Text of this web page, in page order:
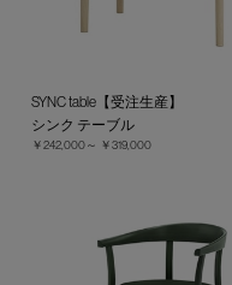
SYNC table【受注生産】
シンク テーブル
￥242,000～ ￥319,000